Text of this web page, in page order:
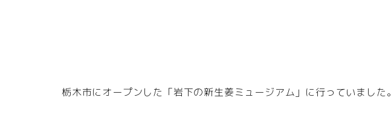
栃木市にオープンした「岩下の新生姜ミュージアム」に行っていました。